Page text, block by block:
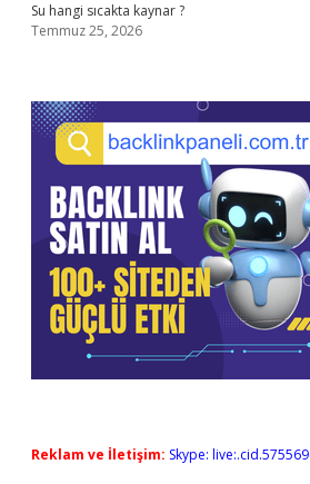
Su hangi sıcakta kaynar ?
Temmuz 25, 2026
Reklam ve İletişim: Skype: